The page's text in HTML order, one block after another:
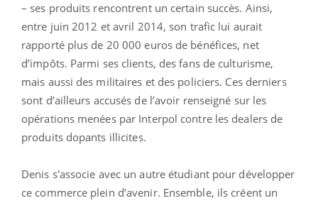
– ses produits rencontrent un certain succès. Ainsi,
entre juin 2012 et avril 2014, son trafic lui aurait
rapporté plus de 20 000 euros de bénéfices, net
d’impôts. Parmi ses clients, des fans de culturisme,
mais aussi des militaires et des policiers. Ces derniers
sont d’ailleurs accusés de l’avoir renseigné sur les
opérations menées par Interpol contre les dealers de
produits dopants illicites.
Denis s'associe avec un autre étudiant pour développer
ce commerce plein d’avenir. Ensemble, ils créent un